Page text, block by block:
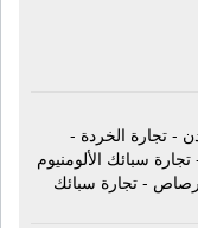
- تجارة الخردة -
سبائك الألومنيوم
- تجارة سبائك